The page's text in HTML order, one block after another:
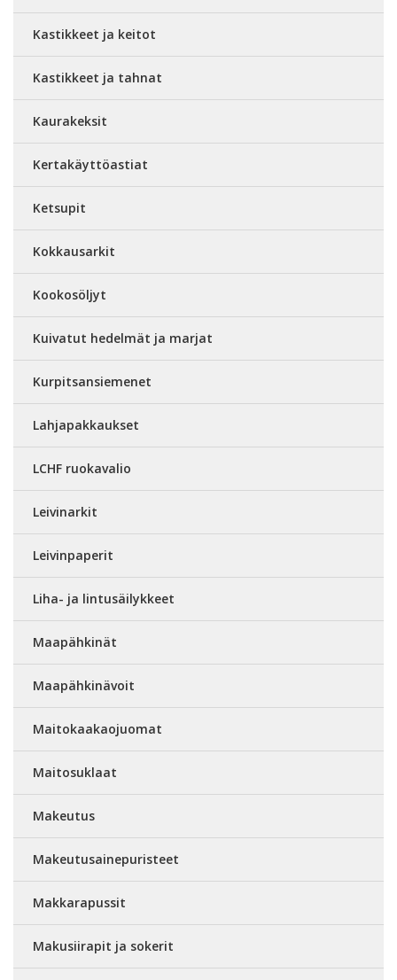
Kastikkeet ja keitot
Kastikkeet ja tahnat
Kaurakeksit
Kertakäyttöastiat
Ketsupit
Kokkausarkit
Kookosöljyt
Kuivatut hedelmät ja marjat
Kurpitsansiemenet
Lahjapakkaukset
LCHF ruokavalio
Leivinarkit
Leivinpaperit
Liha- ja lintusäilykkeet
Maapähkinät
Maapähkinävoit
Maitokaakaojuomat
Maitosuklaat
Makeutus
Makeutusainepuristeet
Makkarapussit
Makusiirapit ja sokerit